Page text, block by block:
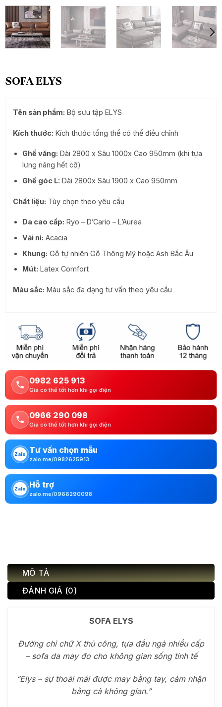
SOFA ELYS
Tên sản phẩm: Bộ sưu tập ELYS
Kích thước: Kích thước tổng thể có thể điều chỉnh
Ghế văng: Dài 2800 x Sâu 1000x Cao 950mm (khi tựa
lưng nâng hết cỡ)
Ghế góc L: Dài 2800x Sâu 1900 x Cao 950mm
Chất liệu: Tùy chọn theo yêu cầu
Da cao cấp: Ryo – D’Cario – L’Aurea
Vải nỉ: Acacia
Khung: Gỗ tự nhiên Gỗ Thông Mỹ hoặc Ash Bắc Âu
Mút: Latex Comfort
Màu sắc: Màu sắc đa dạng tư vấn theo yêu cầu
0982 625 913
Giá có thể tốt hơn khi gọi điện
0966 290 098
Giá có thể tốt hơn khi gọi điện
Zalo Tư vấn chọn mẫu
zalo.me/0982625913
Zalo Hỗ trợ
zalo.me/0966290098
MÔ TẢ
ĐÁNH GIÁ (0)
SOFA ELYS
Đường chỉ chữ X thủ công, tựa đầu ngả nhiều cấp
– sofa da may đo cho không gian sống tinh tế
“Elys – sự thoải mái được may bằng tay, cảm nhận
bằng cả không gian.”